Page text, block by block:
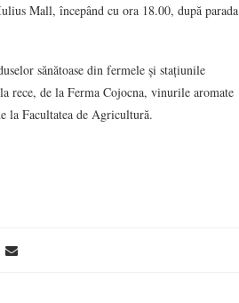
Mall, începând cu ora 18.00, după parada
sănătoase din fermele și stațiunile
rece, de la Ferma Cojocna, vinurile aromate
la Facultatea de Agricultură.